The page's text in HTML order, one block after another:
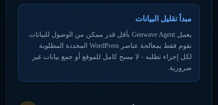
مبدأ تقليل البيانات
يعمل Genwave Agent بأقل قدر ممكن من الوصول للبيانات.
نقوم فقط بمعالجة عناصر WordPress المحددة المطلوبة
لكل إجراء تطلبه - لا مسح كامل للموقع أو جمع بيانات غير
ضرورية.